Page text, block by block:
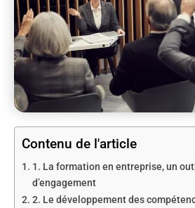
Contenu de l'article
1. La formation en entreprise, un
d’engagement
2. Le développement des